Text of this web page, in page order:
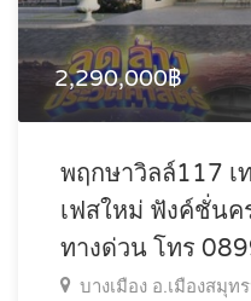
2,290,000฿
พฤกษาวิลล์117
เฟสใหม่ ฟังค์ชั่นค
ทางด่วน โทร
บางเมือง อ.เมืองสมุท